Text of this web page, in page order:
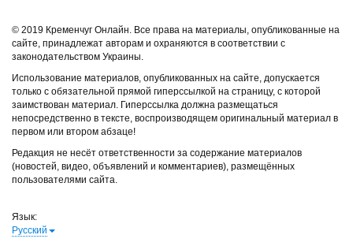
© 2019 Кременчуг Онлайн. Все права на материалы, опубликованные на
сайте, принадлежат авторам и охраняются в соответствии с
законодательством Украины.
Использование материалов, опубликованных на сайте, допускается
только с обязательной прямой гиперссылкой на страницу, с которой
заимствован материал. Гиперссылка должна размещаться
непосредственно в тексте, воспроизводящем оригинальный материал в
первом или втором абзаце!
Редакция не несёт ответственности за содержание материалов
(новостей, видео, объявлений и комментариев), размещённых
пользователями сайта.
Язык:
Русский